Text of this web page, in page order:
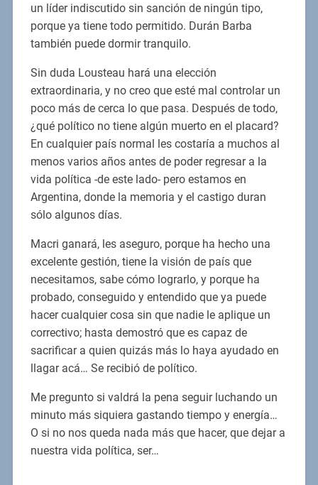
un líder indiscutido sin sanción de ningún tipo,
porque ya tiene todo permitido. Durán Barba
también puede dormir tranquilo.
Sin duda Lousteau hará una elección
extraordinaria, y no creo que esté mal controlar un
poco más de cerca lo que pasa. Después de todo,
¿qué político no tiene algún muerto en el placard?
En cualquier país normal les costaría a muchos al
menos varios años antes de poder regresar a la
vida política -de este lado- pero estamos en
Argentina, donde la memoria y el castigo duran
sólo algunos días.
Macri ganará, les aseguro, porque ha hecho una
excelente gestión, tiene la visión de país que
necesitamos, sabe cómo lograrlo, y porque ha
probado, conseguido y entendido que ya puede
hacer cualquier cosa sin que nadie le aplique un
correctivo; hasta demostró que es capaz de
sacrificar a quien quizás más lo haya ayudado en
llagar acá… Se recibió de político.
Me pregunto si valdrá la pena seguir luchando un
minuto más siquiera gastando tiempo y energía…
O si no nos queda nada más que hacer, que dejar a
nuestra vida política, ser…